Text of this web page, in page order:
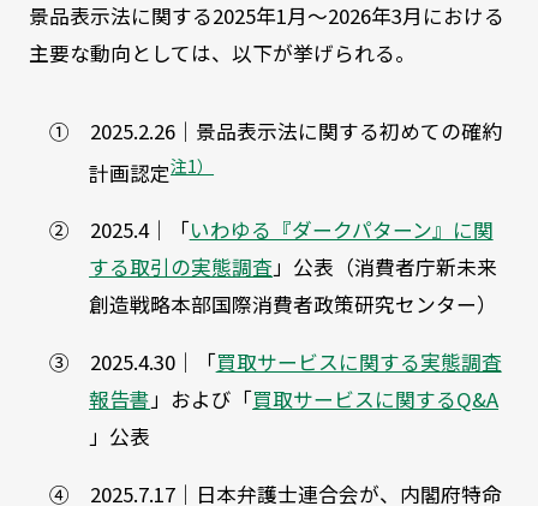
景品表示法に関する2025年1月～2026年3月における
主要な動向としては、以下が挙げられる。
① 2025.2.26｜景品表示法に関する初めての確約
計画認定注1）
② 2025.4｜「いわゆる『ダークパターン』に関
する取引の実態調査」公表（消費者庁新未来
創造戦略本部国際消費者政策研究センター）
③ 2025.4.30｜「買取サービスに関する実態調査
報告書」および「買取サービスに関するQ&A
」公表
④ 2025.7.17｜日本弁護士連合会が、内閣府特命